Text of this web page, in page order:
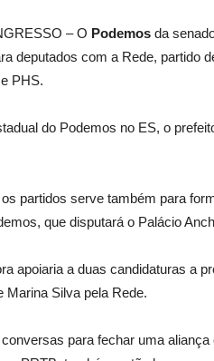
– O Podemos da
deputados com a Rede, partido
PHS.
do Podemos no ES, o
partidos serve também para
que disputará o Palácio
apoiaria a duas candidaturas a
Marina Silva pela Rede.
para fechar uma